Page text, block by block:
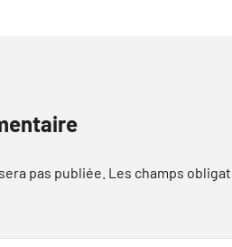
pas publiée. Les champs